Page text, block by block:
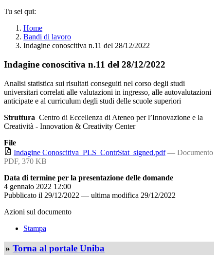
Tu sei qui:
Home
Bandi di lavoro
Indagine conoscitiva n.11 del 28/12/2022
Indagine conoscitiva n.11 del 28/12/2022
Analisi statistica sui risultati conseguiti nel corso degli studi
universitari correlati alle valutazioni in ingresso, alle autovalutazioni
anticipate e al curriculum degli studi delle scuole superiori
Struttura Centro di Eccellenza di Ateneo per l’Innovazione e la
Creatività - Innovation & Creativity Center
File
Indagine Conoscitiva_PLS_ContrStat_signed.pdf — Documento
PDF, 370 KB
Data di termine per la presentazione delle domande
4 gennaio 2022 12:00
Pubblicato il 29/12/2022 — ultima modifica 29/12/2022
Azioni sul documento
Stampa
» Torna al portale Uniba